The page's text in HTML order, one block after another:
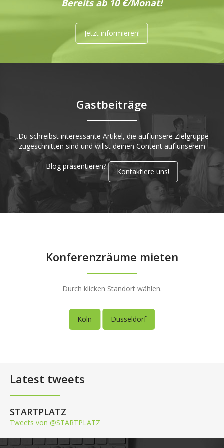
Bereits ab 10 €/Monat!
Jetzt informieren!
Gastbeiträge
„Du schreibst interessante Artikel, die auf unsere Zielgruppe
zugeschnitten sind und willst deinen Content auf unserem
Blog präsentieren?
Kontaktiere uns!
Konferenzräume mieten
Durch klicken Standort wählen.
Köln Düsseldorf
Latest tweets
STARTPLATZ
Tweets von @STARTPLATZ